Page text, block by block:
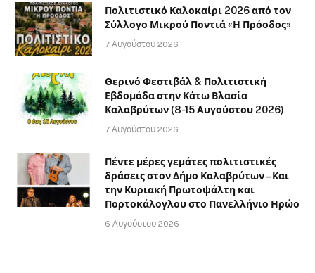
Πολιτιστικό Καλοκαίρι 2026 από τον
Σύλλογο Μικρού Ποντιά «Η Πρόοδος»
7 Αυγούστου 2026
Θερινό Φεστιβάλ & Πολιτιστική
Εβδομάδα στην Κάτω Βλασία
Καλαβρύτων (8-15 Αυγούστου 2026)
7 Αυγούστου 2026
Πέντε μέρες γεμάτες πολιτιστικές
δράσεις στον Δήμο Καλαβρύτων – Και
την Κυριακή Πρωτοψάλτη και
Πορτοκάλογλου στο Πανελλήνιο Ηρώο
6 Αυγούστου 2026